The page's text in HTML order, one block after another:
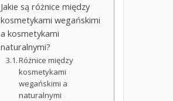
Jakie są różnice między
kosmetykami wegańskimi
a kosmetykami
naturalnymi?
Różnice między
kosmetykami
wegańskimi a
naturalnymi